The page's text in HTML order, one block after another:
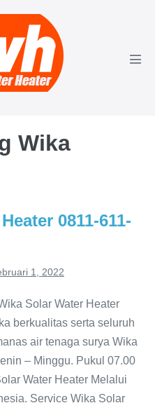
Wika
0811-611-
1, 2022
Solar Water Heater
berkualitas serta seluruh
air tenaga surya Wika
– Minggu. Pukul 07.00
Water Heater Melalui
Service Wika Solar